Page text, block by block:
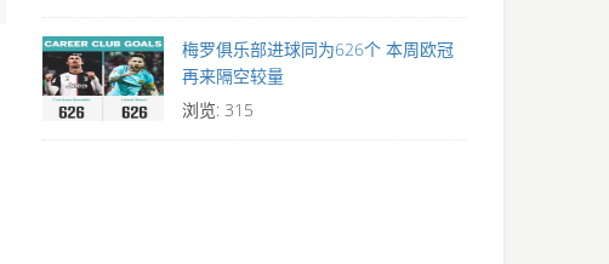
梅罗俱乐部进球同为626个 本周欧冠
再来隔空较量
浏览: 315